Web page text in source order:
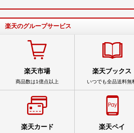
楽天のグループサービス
楽天市場
商品数は1億点以上
楽天ブックス
いつでも全品送料無
楽天カード 楽天ペイ